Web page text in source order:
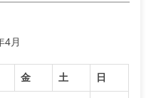
4月
金 土 日